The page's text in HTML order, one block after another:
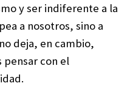
y ser indiferente a la
a nosotros, sino a
deja, en cambio,
pensar con el